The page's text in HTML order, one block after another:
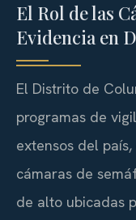
El Rol de las
Evidencia en
El Distrito de
programas de
extensos del
cámaras de
de alto ubicadas